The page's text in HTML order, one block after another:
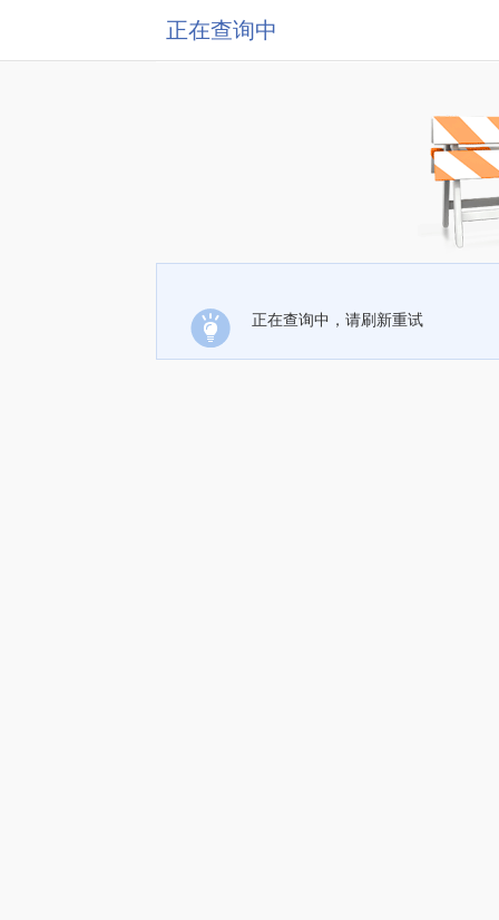
正在查询中
正在查询中，请刷新重试